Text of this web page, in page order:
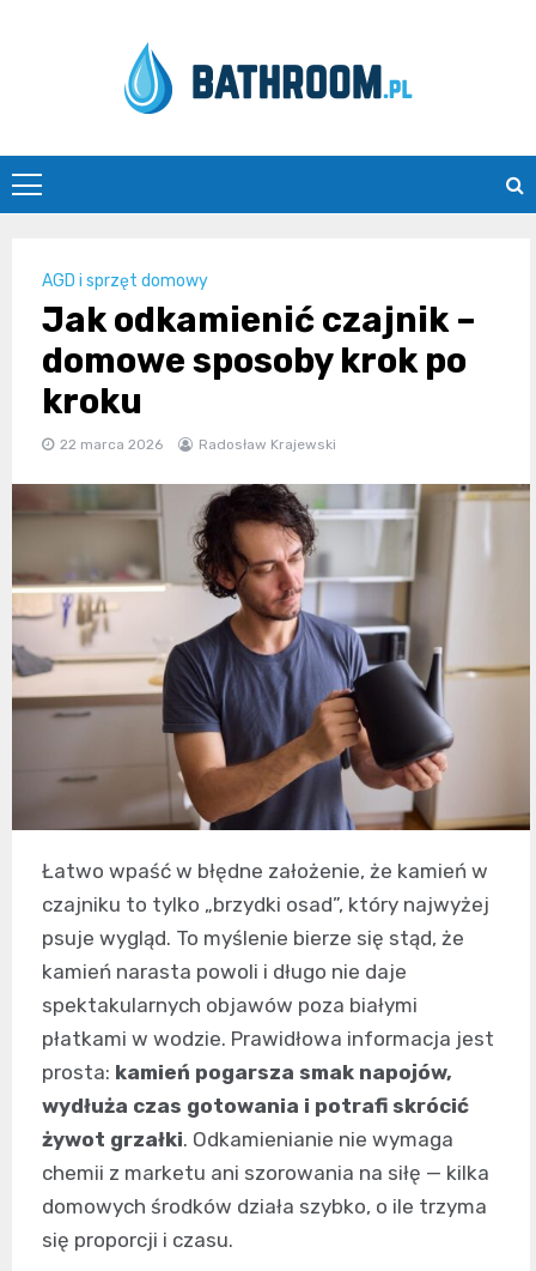
Bathroom.pl
AGD i sprzęt domowy
Jak odkamienić czajnik –
domowe sposoby krok po
kroku
22 marca 2026 Radosław Krajewski
Łatwo wpaść w błędne założenie, że kamień w
czajniku to tylko „brzydki osad”, który najwyżej
psuje wygląd. To myślenie bierze się stąd, że
kamień narasta powoli i długo nie daje
spektakularnych objawów poza białymi
płatkami w wodzie. Prawidłowa informacja jest
prosta: kamień pogarsza smak napojów,
wydłuża czas gotowania i potrafi skrócić
żywot grzałki. Odkamienianie nie wymaga
chemii z marketu ani szorowania na siłę — kilka
domowych środków działa szybko, o ile trzyma
się proporcji i czasu.